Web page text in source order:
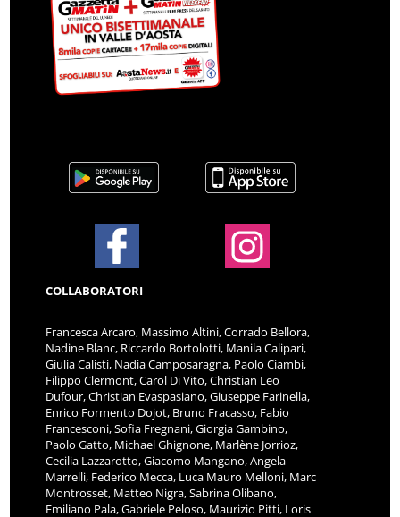
COLLABORATORI
Francesca Arcaro, Massimo Altini, Corrado Bellora,
Nadine Blanc, Riccardo Bortolotti, Manila Calipari,
Giulia Calisti, Nadia Camposaragna, Paolo Ciambi,
Filippo Clermont, Carol Di Vito, Christian Leo
Dufour, Christian Evaspasiano, Giuseppe Farinella,
Enrico Formento Dojot, Bruno Fracasso, Fabio
Francesconi, Sofia Fregnani, Giorgia Gambino,
Paolo Gatto, Michael Ghignone, Marlène Jorrioz,
Cecilia Lazzarotto, Giacomo Mangano, Angela
Marrelli, Federico Mecca, Luca Mauro Melloni, Marc
Montrosset, Matteo Nigra, Sabrina Olibano,
Emiliano Pala, Gabriele Peloso, Maurizio Pitti, Loris